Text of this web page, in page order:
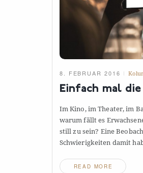
8. FEBRUAR 2016
Einfach mal
Im Kino, im Theater, im
warum fällt es
still zu sein? Eine
Schwierigkeiten damit
READ MORE